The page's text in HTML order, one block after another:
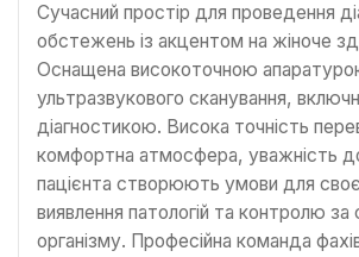
Сучасний простір для проведення
обстежень із акцентом на жіноче
Оснащена високоточною
ультразвукового сканування,
діагностикою. Висока точність
комфортна атмосфера, уважність
пацієнта створюють умови для
виявлення патологій та контролю за
організму. Професійна команда